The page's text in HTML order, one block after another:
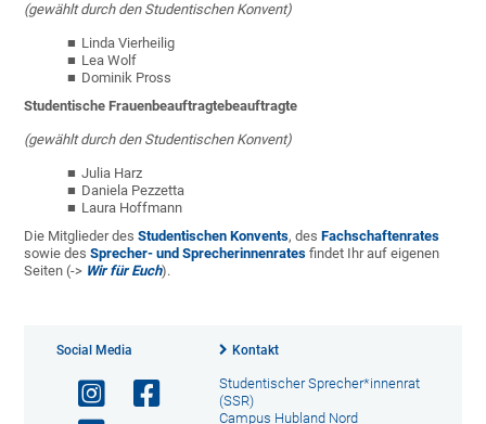
(gewählt durch den Studentischen Konvent)
Linda Vierheilig
Lea Wolf
Dominik Pross
Studentische Frauenbeauftragtebeauftragte
(gewählt durch den Studentischen Konvent)
Julia Harz
Daniela Pezzetta
Laura Hoffmann
Die Mitglieder desStudentischen Konvents, desFachschaftenrates
sowie desSprecher- und Sprecherinnenrates findet Ihr auf eigenen
Seiten (-> Wir für Euch).
Social Media Kontakt
Studentischer Sprecher*innenrat
(SSR)
Campus Hubland Nord